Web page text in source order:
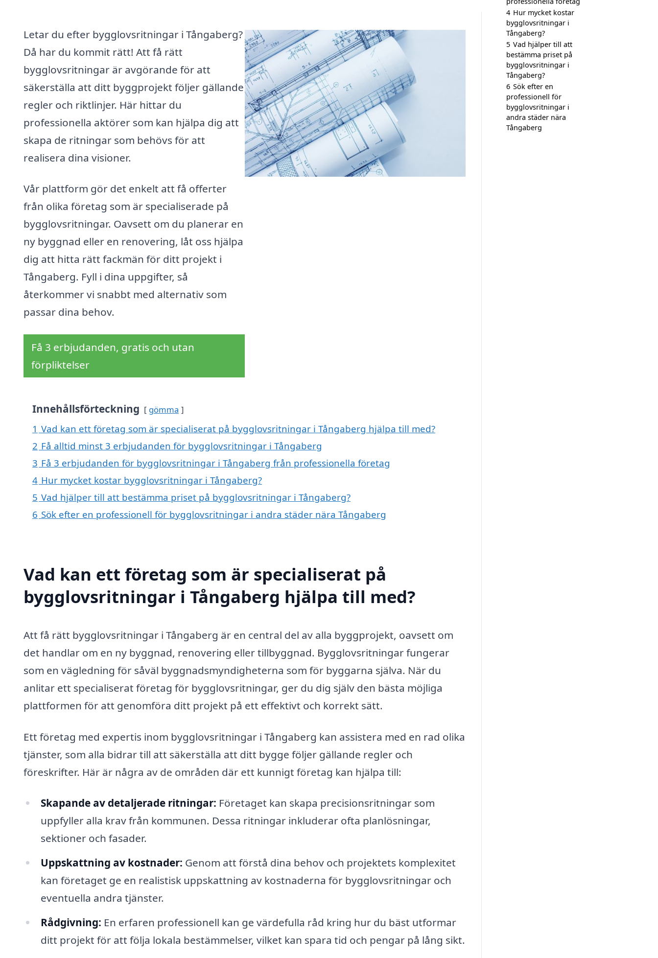
Letar du efter bygglovsritningar i Tångaberg?
Då har du kommit rätt! Att få rätt
bygglovsritningar är avgörande för att
säkerställa att ditt byggprojekt följer gällande
regler och riktlinjer. Här hittar du
professionella aktörer som kan hjälpa dig att
skapa de ritningar som behövs för att
realisera dina visioner.
Vår plattform gör det enkelt att få offerter
från olika företag som är specialiserade på
bygglovsritningar. Oavsett om du planerar en
ny byggnad eller en renovering, låt oss hjälpa
dig att hitta rätt fackmän för ditt projekt i
Tångaberg. Fyll i dina uppgifter, så
återkommer vi snabbt med alternativ som
passar dina behov.
Få 3 erbjudanden, gratis och utan
förpliktelser
Innehållsförteckning gömma
1 Vad kan ett företag som är specialiserat på bygglovsritningar i Tångaberg hjälpa till med?
2 Få alltid minst 3 erbjudanden för bygglovsritningar i Tångaberg
3 Få 3 erbjudanden för bygglovsritningar i Tångaberg från professionella företag
4 Hur mycket kostar bygglovsritningar i Tångaberg?
5 Vad hjälper till att bestämma priset på bygglovsritningar i Tångaberg?
6 Sök efter en professionell för bygglovsritningar i andra städer nära Tångaberg
Vad kan ett företag som är specialiserat på
bygglovsritningar i Tångaberg hjälpa till med?
Att få rätt bygglovsritningar i Tångaberg är en central del av alla byggprojekt, oavsett om
det handlar om en ny byggnad, renovering eller tillbyggnad. Bygglovsritningar fungerar
som en vägledning för såväl byggnadsmyndigheterna som för byggarna själva. När du
anlitar ett specialiserat företag för bygglovsritningar, ger du dig själv den bästa möjliga
plattformen för att genomföra ditt projekt på ett effektivt och korrekt sätt.
Ett företag med expertis inom bygglovsritningar i Tångaberg kan assistera med en rad olika
tjänster, som alla bidrar till att säkerställa att ditt bygge följer gällande regler och
föreskrifter. Här är några av de områden där ett kunnigt företag kan hjälpa till:
Skapande av detaljerade ritningar: Företaget kan skapa precisionsritningar som
uppfyller alla krav från kommunen. Dessa ritningar inkluderar ofta planlösningar,
sektioner och fasader.
Uppskattning av kostnader: Genom att förstå dina behov och projektets komplexitet
kan företaget ge en realistisk uppskattning av kostnaderna för bygglovsritningar och
eventuella andra tjänster.
Rådgivning: En erfaren professionell kan ge värdefulla råd kring hur du bäst utformar
ditt projekt för att följa lokala bestämmelser, vilket kan spara tid och pengar på lång sikt.
4 Hur mycket kostar
bygglovsritningar i
Tångaberg?
5 Vad hjälper till att
bestämma priset på
bygglovsritningar i
Tångaberg?
6 Sök efter en
professionell för
bygglovsritningar i
andra städer nära
Tångaberg